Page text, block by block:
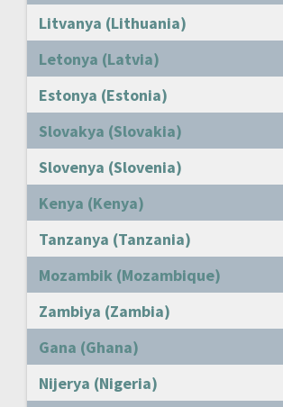
Litvanya (Lithuania)
Letonya (Latvia)
Estonya (Estonia)
Slovakya (Slovakia)
Slovenya (Slovenia)
Kenya (Kenya)
Tanzanya (Tanzania)
Mozambik (Mozambique)
Zambiya (Zambia)
Gana (Ghana)
Nijerya (Nigeria)